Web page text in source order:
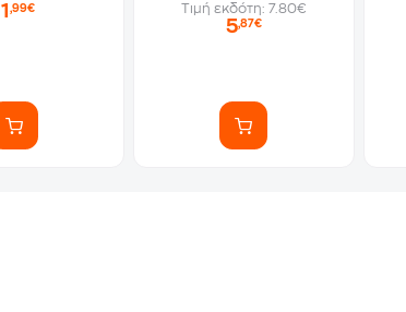
,99€
Τιμή εκδότη: 7.80€
5,87€